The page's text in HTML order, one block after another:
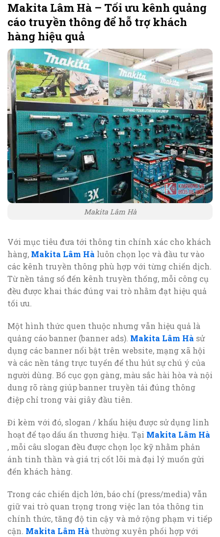
Makita Lâm Hà – Tối ưu kênh quảng
cáo truyền thông để hỗ trợ khách
hàng hiệu quả
Makita Lâm Hà
Với mục tiêu đưa tới thông tin chính xác cho khách
hàng, Makita Lâm Hà luôn chọn lọc và đầu tư vào
các kênh truyền thông phù hợp với từng chiến dịch.
Từ nền tảng số đến kênh truyền thống, mỗi công cụ
đều được khai thác đúng vai trò nhằm đạt hiệu quả
tối ưu.
Một hình thức quen thuộc nhưng vẫn hiệu quả là
quảng cáo banner (banner ads). Makita Lâm Hà sử
dụng các banner nổi bật trên website, mạng xã hội
và các nền tảng trực tuyến để thu hút sự chú ý của
người dùng. Bố cục gọn gàng, màu sắc hài hòa và nội
dung rõ ràng giúp banner truyền tải đúng thông
điệp chỉ trong vài giây đầu tiên.
Đi kèm với đó, slogan / khẩu hiệu được sử dụng linh
hoạt để tạo dấu ấn thương hiệu. Tại Makita Lâm Hà
, mỗi câu slogan đều được chọn lọc kỹ nhằm phản
ánh tinh thần và giá trị cốt lõi mà đại lý muốn gửi
đến khách hàng.
Trong các chiến dịch lớn, báo chí (press/media) vẫn
giữ vai trò quan trọng trong việc lan tỏa thông tin
chính thức, tăng độ tin cậy và mở rộng phạm vi tiếp
cận. Makita Lâm Hà thường xuyên phối hợp với